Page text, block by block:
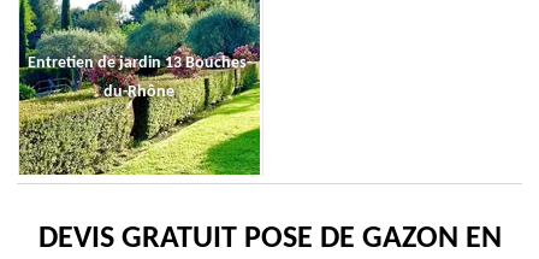
Entretien de jardin 13 Bouches-
du-Rhône
DEVIS GRATUIT POSE DE GAZON EN